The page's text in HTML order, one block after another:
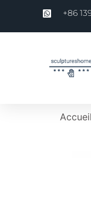
+86
Accueil